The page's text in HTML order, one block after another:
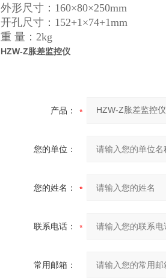
外形尺寸：160×80×250mm
开孔尺寸：152+1×74+1mm
重 量：2kg
HZW-Z胀差监控仪
产品：
您的单位：
您的姓名：
联系电话：
常用邮箱：